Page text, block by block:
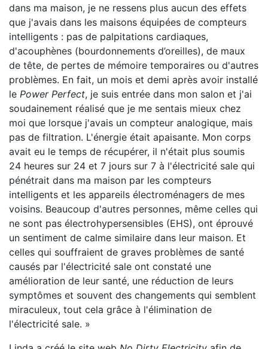
dans ma maison, je ne ressens plus aucun des effets
que j'avais dans les maisons équipées de compteurs
intelligents : pas de palpitations cardiaques,
d'acouphènes (bourdonnements d’oreilles), de maux
de tête, de pertes de mémoire temporaires ou d'autres
problèmes. En fait, un mois et demi après avoir installé
le Power Perfect, je suis entrée dans mon salon et j'ai
soudainement réalisé que je me sentais mieux chez
moi que lorsque j'avais un compteur analogique, mais
pas de filtration. L'énergie était apaisante. Mon corps
avait eu le temps de récupérer, il n'était plus soumis
24 heures sur 24 et 7 jours sur 7 à l'électricité sale qui
pénétrait dans ma maison par les compteurs
intelligents et les appareils électroménagers de mes
voisins. Beaucoup d'autres personnes, même celles qui
ne sont pas électrohypersensibles (EHS), ont éprouvé
un sentiment de calme similaire dans leur maison. Et
celles qui souffraient de graves problèmes de santé
causés par l'électricité sale ont constaté une
amélioration de leur santé, une réduction de leurs
symptômes et souvent des changements qui semblent
miraculeux, tout cela grâce à l'élimination de
l'électricité sale. »